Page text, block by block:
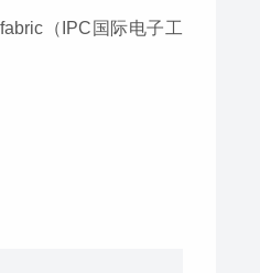
（IPC国际电子工